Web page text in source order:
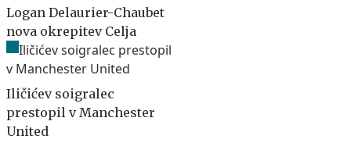
Logan Delaurier-Chaubet
nova okrepitev Celja
Iličićev soigralec
prestopil v Manchester
United